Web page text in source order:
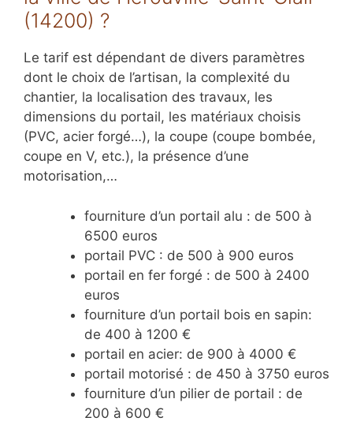
(14200) ?
Le tarif est dépendant de divers paramètres
dont le choix de l’artisan, la complexité du
chantier, la localisation des travaux, les
dimensions du portail, les matériaux choisis
(PVC, acier forgé…), la coupe (coupe bombée,
coupe en V, etc.), la présence d’une
motorisation,…
fourniture d’un portail alu : de 500 à
6500 euros
portail PVC : de 500 à 900 euros
portail en fer forgé : de 500 à 2400
euros
fourniture d’un portail bois en sapin:
de 400 à 1200 €
portail en acier: de 900 à 4000 €
portail motorisé : de 450 à 3750 euros
fourniture d’un pilier de portail : de
200 à 600 €